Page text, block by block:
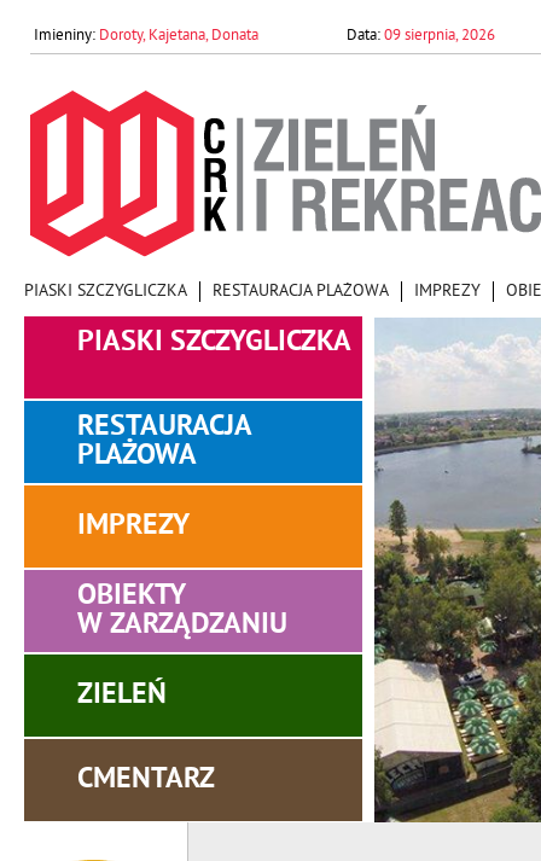
Doroty, Kajetana, Donata 09 sierpnia, 2026
PIASKI SZCZYGLICZKA RESTAURACJA PLAŻOWA IMPREZY
PIASKI SZCZYGLICZKA
RESTAURACJA
PLAŻOWA
IMPREZY
OBIEKTY
W ZARZĄDZANIU
ZIELEŃ
CMENTARZ